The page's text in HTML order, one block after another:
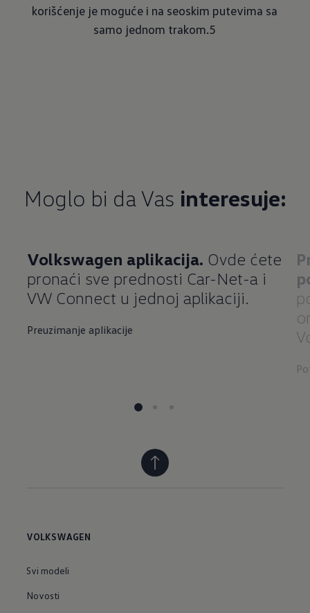
korišćenje je moguće i na seoskim putevima sa
samo jednom trakom.5
Moglo bi da Vas interesuje:
Volkswagen aplikacija. Ovde ćete
pronaći sve prednosti Car-Net-a i
VW Connect u jednoj aplikaciji.
Preuzimanje aplikacije
VOLKSWAGEN
Svi modeli
Novosti